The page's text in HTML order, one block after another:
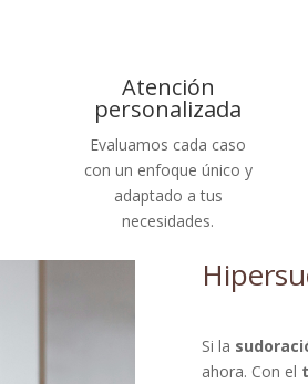
Atención
personalizada
Evaluamos cada caso
con un enfoque único y
adaptado a tus
necesidades.
Si la
ahora. Con el